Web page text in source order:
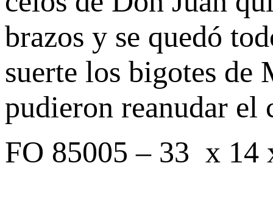
brazos y se quedó
suerte los bigotes de
pudieron reanudar el
FO 85005 – 33 x 14